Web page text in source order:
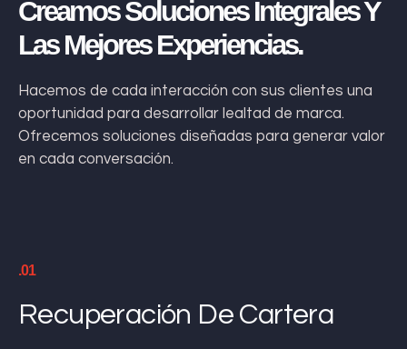
Creamos Soluciones Integrales Y
Las Mejores Experiencias.
Hacemos de cada interacción con sus clientes una
oportunidad para desarrollar lealtad de marca.
Ofrecemos soluciones diseñadas para generar valor
en cada conversación.
.01
Recuperación De Cartera